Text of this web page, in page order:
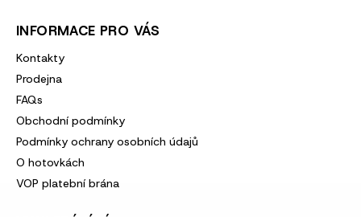
INFORMACE PRO VÁS
Kontakty
Prodejna
FAQs
Obchodní podmínky
Podmínky ochrany osobních údajů
O hotovkách
VOP platební brána